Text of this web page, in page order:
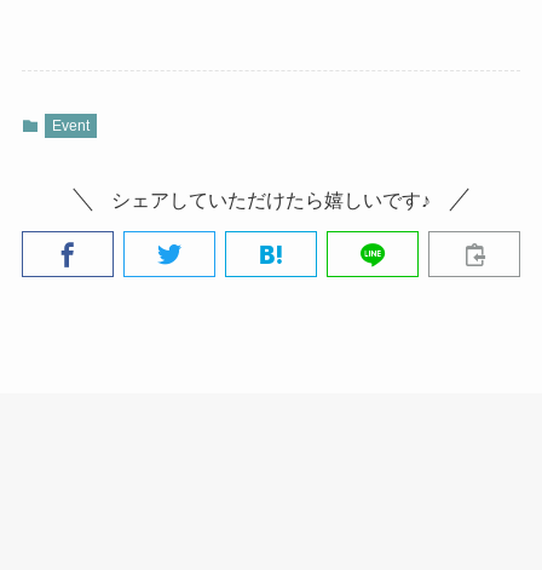
Event
シェアしていただけたら嬉しいです♪